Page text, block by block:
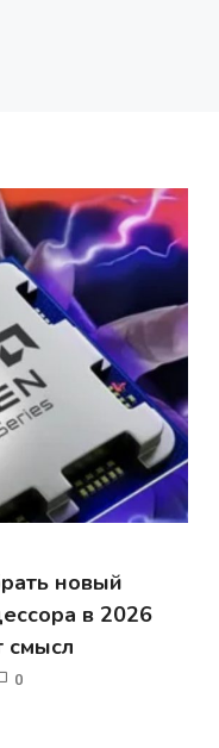
новый
в 2026
смысл
0